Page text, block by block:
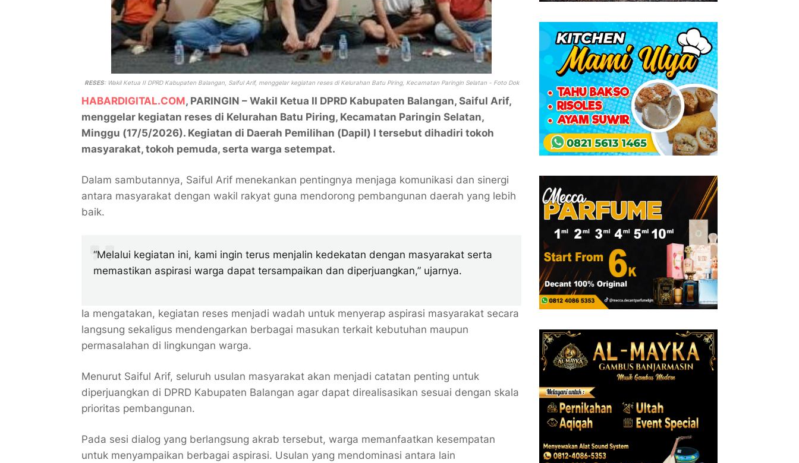
RESES: Wakil Ketua II DPRD Kabupaten Balangan, Saiful Arif, menggelar kegiatan reses di Kelurahan Batu Piring, Kecamatan Paringin Selatan - Foto Dok
HABARDIGITAL.COM, PARINGIN – Wakil Ketua II DPRD Kabupaten Balangan, Saiful Arif,
menggelar kegiatan reses di Kelurahan Batu Piring, Kecamatan Paringin Selatan,
Minggu (17/5/2026). Kegiatan di Daerah Pemilihan (Dapil) I tersebut dihadiri tokoh
masyarakat, tokoh pemuda, serta warga setempat.
Dalam sambutannya, Saiful Arif menekankan pentingnya menjaga komunikasi dan sinergi
antara masyarakat dengan wakil rakyat guna mendorong pembangunan daerah yang lebih
baik.
“Melalui kegiatan ini, kami ingin terus menjalin kedekatan dengan masyarakat serta
memastikan aspirasi warga dapat tersampaikan dan diperjuangkan,” ujarnya.
Ia mengatakan, kegiatan reses menjadi wadah untuk menyerap aspirasi masyarakat secara
langsung sekaligus mendengarkan berbagai masukan terkait kebutuhan maupun
permasalahan di lingkungan warga.
Menurut Saiful Arif, seluruh usulan masyarakat akan menjadi catatan penting untuk
diperjuangkan di DPRD Kabupaten Balangan agar dapat direalisasikan sesuai dengan skala
prioritas pembangunan.
Pada sesi dialog yang berlangsung akrab tersebut, warga memanfaatkan kesempatan
untuk menyampaikan berbagai aspirasi. Usulan yang mendominasi antara lain